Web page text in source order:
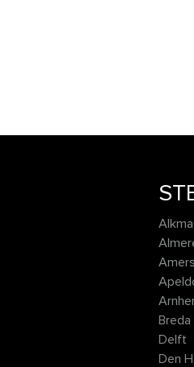
Breda
Delft
Den